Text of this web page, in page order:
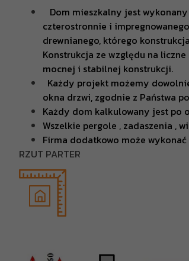
Dom mieszkalny jest wykonany
czterostronnie i
drewnianego, którego
Konstrukcja ze względu na
mocnej i stabilnej konstrukcji.
Każdy projekt możemy
okna drzwi, zgodnie z Państwa
Każdy dom kalkulowany jest po
Wszelkie pergole , zadaszenia ,
Firma dodatkowo może
RZUT PARTER